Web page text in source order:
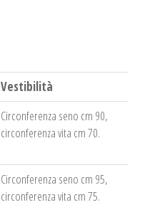
Vestibilità
Circonferenza seno cm 90,
circonferenza vita cm 70.
Circonferenza seno cm 95,
circonferenza vita cm 75.